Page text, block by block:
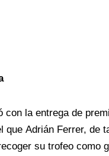
con la entrega de
que Adrián Ferrer, de
su trofeo como